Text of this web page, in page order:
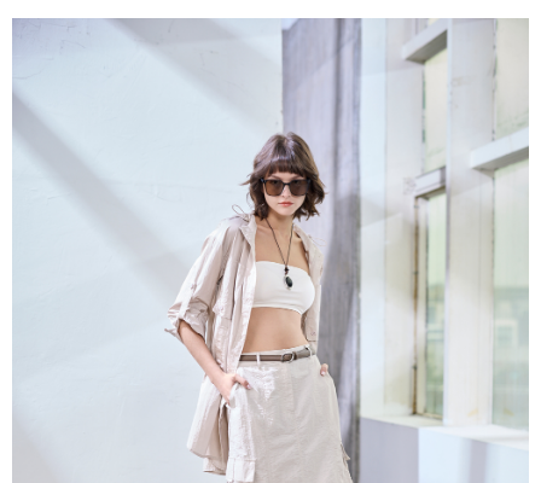
2.透過簡訊連結打開帳單後，可選擇「超商條碼／台灣大直營門市／銀行轉
1.本服務係由「台灣大哥大股份有限公司」（以下簡稱本公司）所提供，讓
用戶於交易時，得透過本服務購買商品或服務，並由商店將買賣／分期付款
買賣價金債權讓與本公司後，依約使用本公司帳單繳交帳款。
2.基於同意付款使用「大哥付你分期」之契約關係目的，商店將以您的個人
資料（包含姓名、電話或地址）提供予台灣大哥大進項蒐集、處理及利用，
由本公司與您本人進行分期帳單所需資料之確認、核對及更正。
3.完整用戶服務條款，請詳閱以下連結：https://oppay.tw/userRule
每筆NT$60，滿NT$1,000(含以上)免運費
每筆NT$60，滿NT$1,000(含以上)免運費
每筆NT$60，滿NT$1,000(含以上)免運費
每筆NT$80，滿NT$1,000(含以上)免運費